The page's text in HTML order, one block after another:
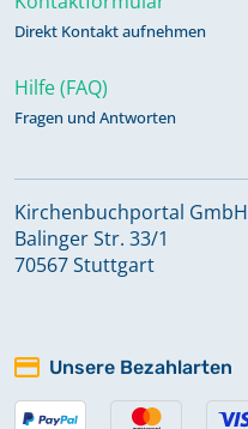
Direkt Kontakt aufnehmen
Hilfe (FAQ)
Fragen und Antworten
Kirchenbuchportal GmbH
Balinger Str. 33/1
70567 Stuttgart
Unsere Bezahlarten